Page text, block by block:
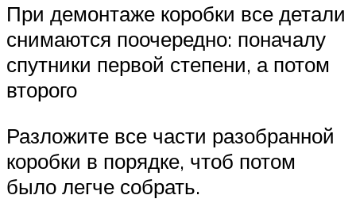
При демонтаже коробки все детали
снимаются поочередно: поначалу
спутники первой степени, а потом
второго
Разложите все части разобранной
коробки в порядке, чтоб потом
было легче собрать.